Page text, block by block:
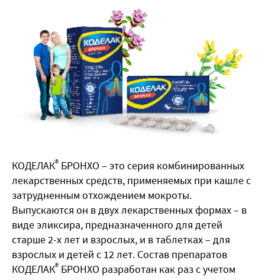
КОДЕЛАК® БРОНХО – это серия комбинированных
лекарственных средств, применяемых при кашле с
затрудненным отхождением мокроты.
Выпускаются он в двух лекарственных формах – в
виде эликсира, предназначенного для детей
старше 2-х лет и взрослых, и в таблетках – для
взрослых и детей с 12 лет. Состав препаратов
КОДЕЛАК® БРОНХО разработан как раз с учетом